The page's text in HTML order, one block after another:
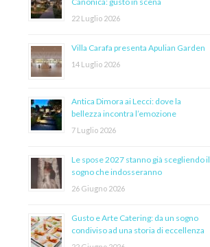
22 Luglio 2026
Villa Carafa presenta Apulian Garden
14 Luglio 2026
Antica Dimora ai Lecci: dove la
bellezza incontra l’emozione
7 Luglio 2026
Le spose 2027 stanno già scegliendo il
sogno che indosseranno
26 Giugno 2026
Gusto e Arte Catering: da un sogno
condiviso ad una storia di eccellenza